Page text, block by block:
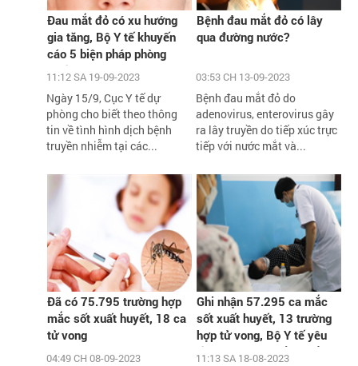
Đau mắt đỏ có xu hướng
gia tăng, Bộ Y tế khuyến
cáo 5 biện pháp phòng
chống
11:12 SA 19-09-2023
Ngày 15/9, Cục Y tế dự
phòng cho biết theo thông
tin về tình hình dịch bệnh
truyền nhiễm tại các...
Bệnh đau mắt đỏ có lây
qua đường nước?
03:53 CH 13-09-2023
Bệnh đau mắt đỏ do
adenovirus, enterovirus gây
ra lây truyền do tiếp xúc trực
tiếp với nước mắt và...
Đã có 75.795 trường hợp
mắc sốt xuất huyết, 18 ca
tử vong
04:49 CH 08-09-2023
Ghi nhận 57.295 ca mắc
sốt xuất huyết, 13 trường
hợp tử vong, Bộ Y tế yêu
cầu xử lý triệt để các ổ
11:13 SA 18-08-2023